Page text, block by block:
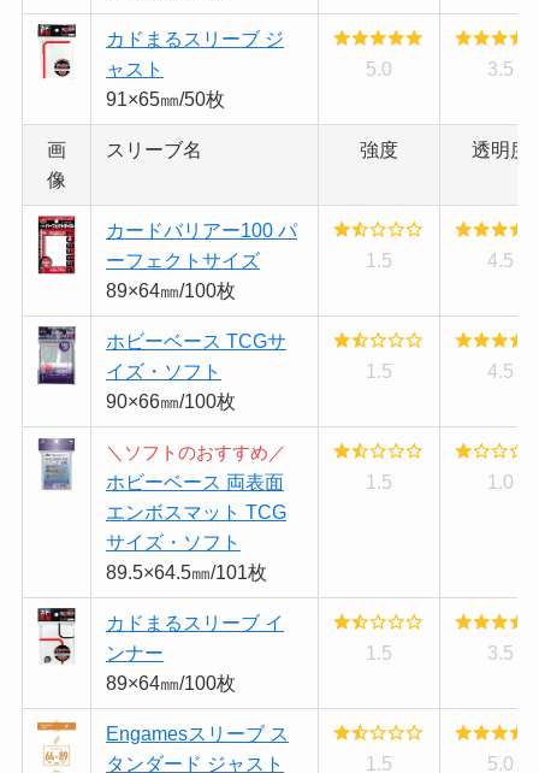
カドまるスリーブ ジ
ャスト
91×65㎜/50枚
5.0 3.5
画
像
スリーブ名 強度 透明度
カードバリアー100 パ
ーフェクトサイズ
89×64㎜/100枚
1.5 4.5
ホビーベース TCGサ
イズ・ソフト
90×66㎜/100枚
1.5 4.5
＼ソフトのおすすめ／
ホビーベース 両表面
エンボスマット TCG
サイズ・ソフト
89.5×64.5㎜/101枚
1.5 1.0
カドまるスリーブ イ
ンナー
89×64㎜/100枚
1.5 3.5
Engamesスリーブ ス
タンダード ジャスト
1.5 5.0